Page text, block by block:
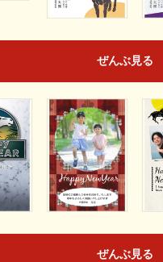
ぜんぶ見る
ぜんぶ見る